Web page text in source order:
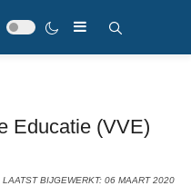
Educatie (VVE)
LAATST BIJGEWERKT: 06 MAART 2020